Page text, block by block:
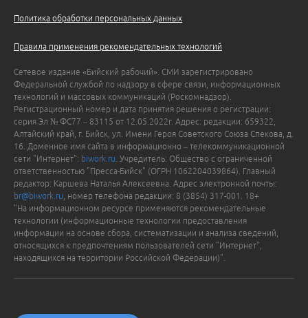
Политика обработки персональных данных
Правила применения рекомендательных технологий
Сетевое издание «Бийский рабочий». СМИ зарегистрировано
Федеральной службой по надзору в сфере связи, информационных
технологий и массовых коммуникаций (Роскомнадзор).
Регистрационный номер и дата принятия решения о регистрации:
серия Эл № ФС77 – 83115 от 12.05.2022г. Адрес: редакции: 659322,
Алтайский край, г. Бийск, ул. Имени Героя Советского Союза Спекова, д.
16. Доменное имя сайта в информационно – телекоммуникационной
сети "Интернет": biwork.ru . Учредитель: Общество с ограниченной
ответственностью "Пресса-Бийск" (ОГРН 1062204039864). Главный
редактор: Каршева Наталья Алексеевна. Адрес электронной почты:
br@biwork.ru , номер телефона редакции: 8 (3854) 317-001. 18+
"На информационном ресурсе применяются рекомендательные
технологии (информационные технологии предоставления
информации на основе сбора, систематизации и анализа сведений,
относящихся к предпочтениям пользователей сети "Интернет",
находящихся на территории Российской Федерации)".